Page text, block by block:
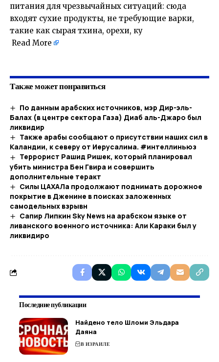
питания для чрезвычайных ситуаций: сюда
входят сухие продукты, не требующие варки,
такие как сырая тхина, орехи, ку
Read More
Также может понравиться
По данным арабских источников, мэр Дир-эль-
Балах (в центре сектора Газа) Диаб аль-Джаро был
ликвидир
Также арабы сообщают о присутствии наших сил в
Каландии, к северу от Иерусалима. #интеллиньюз
Террорист Рашид Ришек, который планировал
убить министра Бен Гвира и совершить
дополнительные теракт
Силы ЦАХАЛа продолжают поднимать дорожное
покрытие в Дженине в поисках заложенных
самодельных взрывн
Сапир Липкин Sky News на арабском языке от
ливанского военного источника: Али Караки был у
ликвидиро
Последние публикации
Найдено тело Шломи Эльдара
Даяна
В ИЗРАИЛЕ